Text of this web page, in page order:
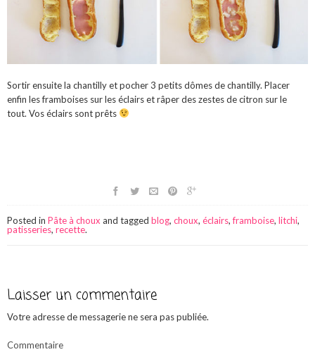
Sortir ensuite la chantilly et pocher 3 petits dômes de chantilly. Placer
enfin les framboises sur les éclairs et râper des zestes de citron sur le
tout. Vos éclairs sont prêts
Posted in Pâte à choux and tagged blog, choux, éclairs,framboise, litchi,
patisseries, recette.
Laisser un commentaire
Votre adresse de messagerie ne sera pas publiée.
Commentaire